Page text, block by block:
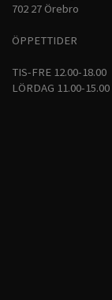
702 27 Örebro
ÖPPETTIDER
TIS-FRE 12.00-18.00
LÖRDAG 11.00-15.00